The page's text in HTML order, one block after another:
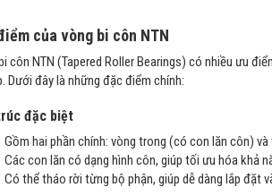
của vòng bi côn NTN
côn NTN (Tapered Roller Bearings) có nhiều ưu
Dưới đây là những đặc điểm chính:
đặc biệt
Gồm hai phần chính: vòng trong (có con lăn côn) và
Các con lăn có dạng hình côn, giúp tối ưu hóa khả
Có thể tháo rời từng bộ phận, giúp dễ dàng lắp đặt